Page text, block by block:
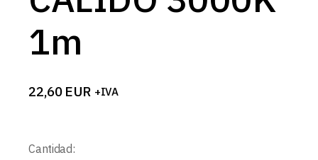
1m
22,60 EUR +IVA
Cantidad: